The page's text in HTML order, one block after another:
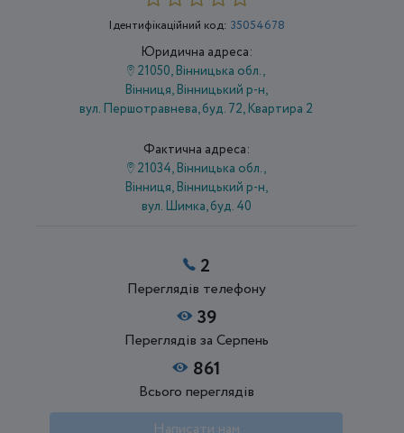
Ідентифікаційний код: 35054678
Юридична адреса:
21050, Вінницька обл.,
Вінниця, Вінницький р-н,
вул. Першотравнева, буд. 72, Квартира 2
Фактична адреса:
21034, Вінницька обл.,
Вінниця, Вінницький р-н,
вул. Шимка, буд. 40
2
Переглядів телефону
39
Переглядів за Серпень
861
Всього переглядів